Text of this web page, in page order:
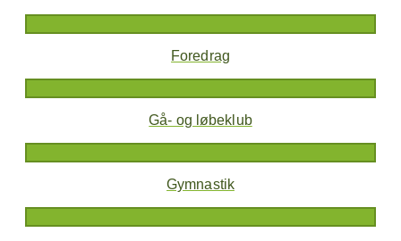
Foredrag
Gå- og løbeklub
Gymnastik